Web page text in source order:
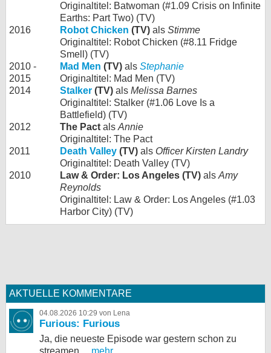
Originaltitel: Batwoman (#1.09 Crisis on Infinite
Earths: Part Two) (TV)
2016
Robot Chicken (TV) als Stimme
Originaltitel: Robot Chicken (#8.11 Fridge
Smell) (TV)
2010 -
2015
Mad Men (TV) als Stephanie
Originaltitel: Mad Men (TV)
2014
Stalker (TV) als Melissa Barnes
Originaltitel: Stalker (#1.06 Love Is a
Battlefield) (TV)
2012
The Pact als Annie
Originaltitel: The Pact
2011
Death Valley (TV) als Officer Kirsten Landry
Originaltitel: Death Valley (TV)
2010
Law & Order: Los Angeles (TV) als Amy
Reynolds
Originaltitel: Law & Order: Los Angeles (#1.03
Harbor City) (TV)
AKTUELLE KOMMENTARE
04.08.2026 10:29 von Lena
Furious: Furious
Ja, die neueste Episode war gestern schon zu